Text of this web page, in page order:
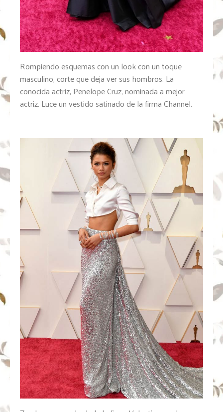
Rompiendo esquemas con un look con un toque
masculino, corte que deja ver sus hombros. La
conocida actriz, Penelope Cruz, nominada a mejor
actriz. Luce un vestido satinado de la firma Channel.